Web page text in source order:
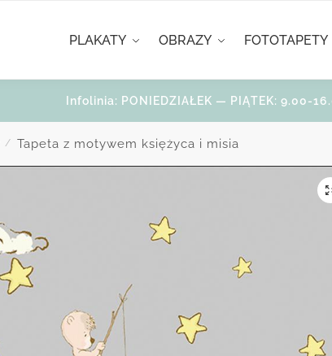
PLAKATY OBRAZY FOTOTAPETY
Infolinia: PONIEDZIAŁEK — PIĄTEK: 9.00-
/ Tapeta z motywem księżyca i misia